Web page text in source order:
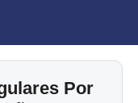
Por